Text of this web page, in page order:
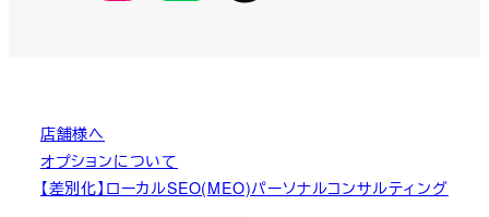
店舗様へ
オプションについて
【差別化】ローカルSEO(MEO)パーソナルコンサルティング